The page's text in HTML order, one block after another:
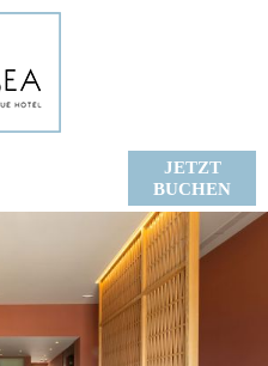
JETZT
BUCHEN